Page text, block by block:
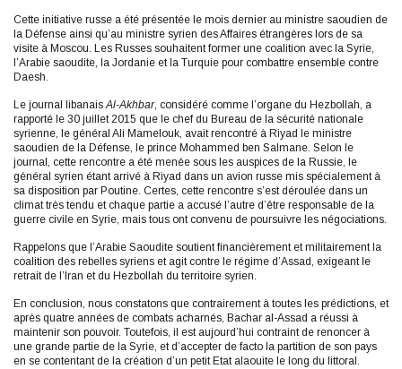
Cette initiative russe a été présentée le mois dernier au ministre saoudien de
la Défense ainsi qu’au ministre syrien des Affaires étrangères lors de sa
visite à Moscou. Les Russes souhaitent former une coalition avec la Syrie,
l’Arabie saoudite, la Jordanie et la Turquie pour combattre ensemble contre
Daesh.
Le journal libanaisAl-Akhbar, considéré comme l’organe du Hezbollah, a
rapporté le 30 juillet 2015 que le chef du Bureau de la sécurité nationale
syrienne, le général Ali Mamelouk, avait rencontré à Riyad le ministre
saoudien de la Défense, le prince Mohammed ben Salmane. Selon le
journal, cette rencontre a été menée sous les auspices de la Russie, le
général syrien étant arrivé à Riyad dans un avion russe mis spécialement à
sa disposition par Poutine. Certes, cette rencontre s’est déroulée dans un
climat très tendu et chaque partie a accusé l’autre d’être responsable de la
guerre civile en Syrie, mais tous ont convenu de poursuivre les négociations.
Rappelons que l’Arabie Saoudite soutient financièrement et militairement la
coalition des rebelles syriens et agit contre le régime d’Assad, exigeant le
retrait de l’Iran et du Hezbollah du territoire syrien.
En conclusion, nous constatons que contrairement à toutes les prédictions, et
après quatre années de combats acharnés, Bachar al-Assad a réussi à
maintenir son pouvoir. Toutefois, il est aujourd’hui contraint de renoncer à
une grande partie de la Syrie, et d’accepter de facto la partition de son pays
en se contentant de la création d’un petit Etat alaouite le long du littoral.